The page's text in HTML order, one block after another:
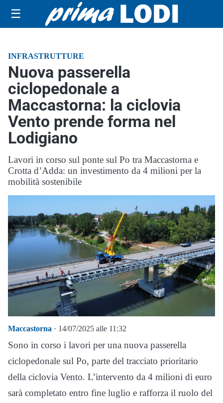
☰
INFRASTRUTTURE
Nuova passerella
ciclopedonale a
Maccastorna: la ciclovia
Vento prende forma nel
Lodigiano
Lavori in corso sul ponte sul Po tra Maccastorna e
Crotta d’Adda: un investimento da 4 milioni per la
mobilità sostenibile
Maccastorna · 14/07/2025 alle 11:32
Sono in corso i lavori per una nuova passerella
ciclopedonale sul Po, parte del tracciato prioritario
della ciclovia Vento. L’intervento da 4 milioni di euro
sarà completato entro fine luglio e rafforza il ruolo del